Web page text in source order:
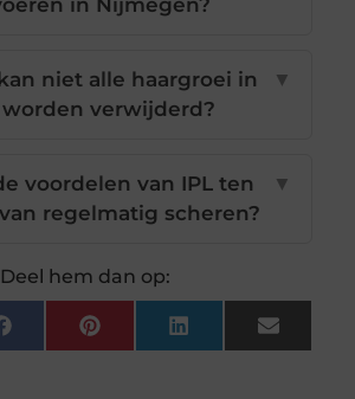
in Nijmegen?
niet alle haargroei in
verwijderd?
▼
voordelen van IPL ten
regelmatig scheren?
▼
hem dan op:
FacebookPinterestLinkedInEmail